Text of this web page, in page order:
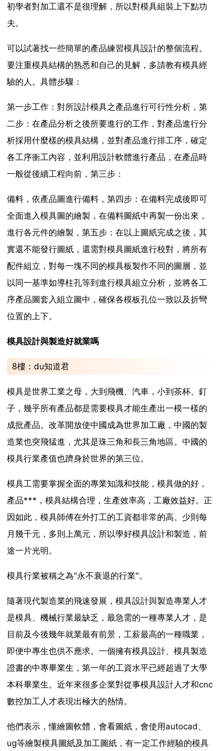
初學者對加工還不是很理解，所以對模具組裝上下點功
夫。
可以試著找一些簡單的產品練習模具設計的整個流程。
要注重模具結構的熟悉和自己的見解，多請教有模具經
驗的人。具體步驟：
第一步工作：對所設計模具之產品進行可行性分析，第
二步：在產品分析之後所要進行的工作，對產品進行分
析採用什麼樣的模具結構，並對產品進行排工序，確定
各工序衝工內容，並利用設計軟體進行產品，在產品時
一般從後續工程向前，第三步：
備料，依產品圖進行備料，第四步：在備料完成後即可
全面進入模具圖的繪製，在備料圖紙中再製一份出來，
進行各元件的繪製，第五步：在以上圖紙完成之後，其
實還不能發行圖紙，還需對模具圖紙進行校對，將所有
配件組立，對每一塊不同的模具板製作不同的圖層，並
以同一基準如導柱孔等到進行模具組立分析，並將各工
序產品圖套入組立圖中，確保各模板孔位一致以及折彎
位置的上下。
模具設計與製造好就業嗎
8樓：du知道君
模具是世界工業之母，大到飛機、汽車，小到茶杯、釘
子，幾乎所有產品都是需要模具才能生產出一模一樣的
成批產品。改革開放使中國成為世界加工廠，中國的製
造業也突飛猛進，尤其是珠三角和長三角地區。中國的
模具行業產值也躋身於世界的第三位。
模具工需要掌握全面的專業知識和技能，模具做的好，
產品***，模具結構合理，生產效率高，工廠效益好。正
因如此，模具師傅在外打工的工資都非常的高。少則每
月幾千元，多則上萬元，所以學好模具設計和製造，前
途一片光明。
模具行業被稱之為"永不衰退的行業"。
隨著現代製造業的飛速發展，模具設計與製造專業人才
是模具、機械行業最缺乏，最急需的一種專業人才，是
目前及今後幾年就業最有前景，工薪最高的一種職業，
即便中專生也供不應求。一個擁有模具設計、模具製造
證書的中專畢業生，第一年的工資水平已經超過了大學
本科畢業生。近年來很多企業對從事模具設計人才和cnc
數控加工人才表現出極大的熱情。
他們表示，懂繪圖軟體，會看圖紙，會使用autocad、
ug等繪製模具圖紙及加工圖紙，有一定工作經驗的模具